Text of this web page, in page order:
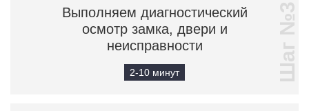
Выполняем диагностический
осмотр замка, двери и
неисправности
2-10 минут Шаг №3